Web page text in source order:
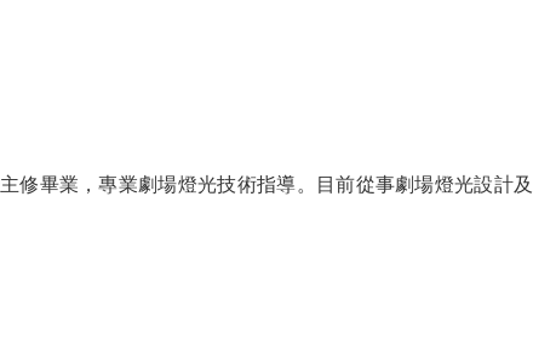
修畢業，專業劇場燈光技術指導。目前從事劇場燈光設計及